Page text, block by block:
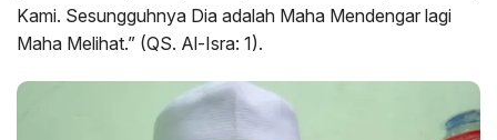
Kami. Sesungguhnya Dia adalah Maha Mendengar lagi
Maha Melihat.” (QS. Al-Isra: 1).